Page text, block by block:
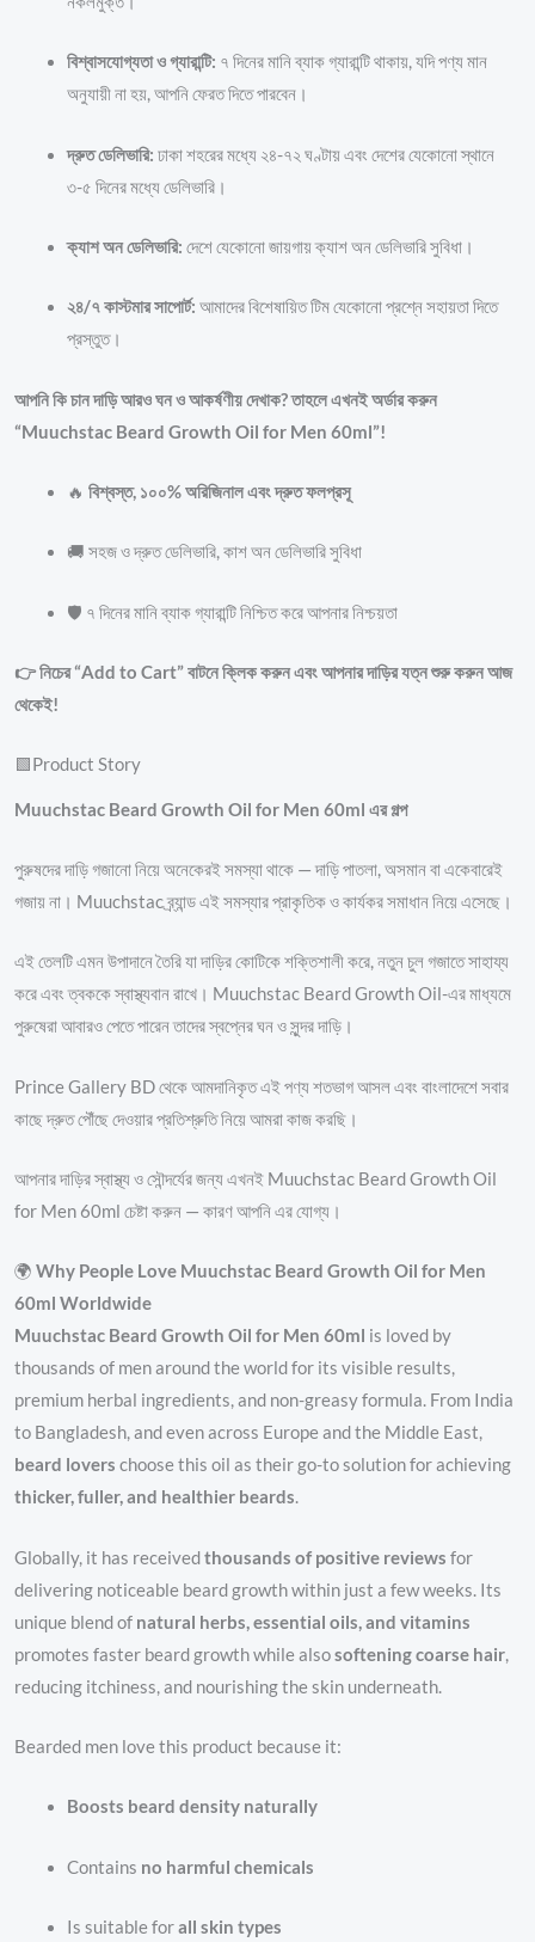
বিশ্বাসযোগ্যতা ও গ্যারান্টি: ৭ দিনের মানি ব্যাক গ্যারান্টি থাকায়, যদি পণ্য মান
অনুযায়ী না হয়, আপনি ফেরত দিতে পারবেন।
দ্রুত ডেলিভারি: ঢাকা শহরের মধ্যে ২৪-৭২ ঘণ্টায় এবং দেশের যেকোনো স্থানে
৩-৫ দিনের মধ্যে ডেলিভারি।
ক্যাশ অন ডেলিভারি: দেশে যেকোনো জায়গায় ক্যাশ অন ডেলিভারি সুবিধা।
২৪/৭ কাস্টমার সাপোর্ট: আমাদের বিশেষায়িত টিম যেকোনো প্রশ্নে সহায়তা দিতে
প্রস্তুত।
আপনি কি চান দাড়ি আরও ঘন ও আকর্ষণীয় দেখাক? তাহলে এখনই অর্ডার করুন
“Muuchstac Beard Growth Oil for Men 60ml”!
🔥 বিশ্বস্ত, ১০০% অরিজিনাল এবং দ্রুত ফলপ্রসূ
🚚 সহজ ও দ্রুত ডেলিভারি, কাশ অন ডেলিভারি সুবিধা
🛡️ ৭ দিনের মানি ব্যাক গ্যারান্টি নিশ্চিত করে আপনার নিশ্চয়তা
👉 নিচের “Add to Cart” বাটনে ক্লিক করুন এবং আপনার দাড়ির যত্ন শুরু করুন আজ
থেকেই!
🟩Product Story
Muuchstac Beard Growth Oil for Men 60ml এর গল্প
পুরুষদের দাড়ি গজানো নিয়ে অনেকেরই সমস্যা থাকে — দাড়ি পাতলা, অসমান বা একেবারেই
গজায় না। Muuchstac ব্র্যান্ড এই সমস্যার প্রাকৃতিক ও কার্যকর সমাধান নিয়ে এসেছে।
এই তেলটি এমন উপাদানে তৈরি যা দাড়ির কোটিকে শক্তিশালী করে, নতুন চুল গজাতে সাহায্য
করে এবং ত্বককে স্বাস্থ্যবান রাখে। Muuchstac Beard Growth Oil-এর মাধ্যমে
পুরুষেরা আবারও পেতে পারেন তাদের স্বপ্নের ঘন ও সুন্দর দাড়ি।
Prince Gallery BD থেকে আমদানিকৃত এই পণ্য শতভাগ আসল এবং বাংলাদেশে সবার
কাছে দ্রুত পৌঁছে দেওয়ার প্রতিশ্রুতি নিয়ে আমরা কাজ করছি।
আপনার দাড়ির স্বাস্থ্য ও সৌন্দর্যের জন্য এখনই Muuchstac Beard Growth Oil
for Men 60ml চেষ্টা করুন — কারণ আপনি এর যোগ্য।
🌍 Why People Love Muuchstac Beard Growth Oil for Men
60ml Worldwide
Muuchstac Beard Growth Oil for Men 60ml is loved by
thousands of men around the world for its visible results,
premium herbal ingredients, and non-greasy formula. From India
to Bangladesh, and even across Europe and the Middle East,
beard lovers choose this oil as their go-to solution for achieving
thicker, fuller, and healthier beards.
Globally, it has receivedthousands of positive reviews for
delivering noticeable beard growth within just a few weeks. Its
unique blend of natural herbs, essential oils, and vitamins
promotes faster beard growth while alsosoftening coarse hair,
reducing itchiness, and nourishing the skin underneath.
Bearded men love this product because it:
Boosts beard density naturally
Contains no harmful chemicals
Is suitable forall skin types